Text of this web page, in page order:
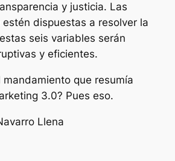
y justicia. Las
dispuestas a resolver la
seis variables serán
y eficientes.
mandamiento que resumía
3.0? Pues eso.
Llena